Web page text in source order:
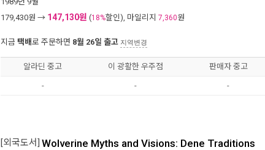
179,430원 → 147,130원 (18%할인), 마일리지 7,360원
지금 택배로 주문하면 8월 26일 출고 지역변경
알라딘 중고 이 광활한 우주점 판매자 중고
- - -
[외국도서] Wolverine Myths and Visions: Dene Traditions